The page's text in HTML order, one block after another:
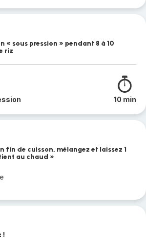
« sous pression » pendant 8 à 10
riz
10 min
fin de cuisson, mélangez et laissez 1
au chaud »
!